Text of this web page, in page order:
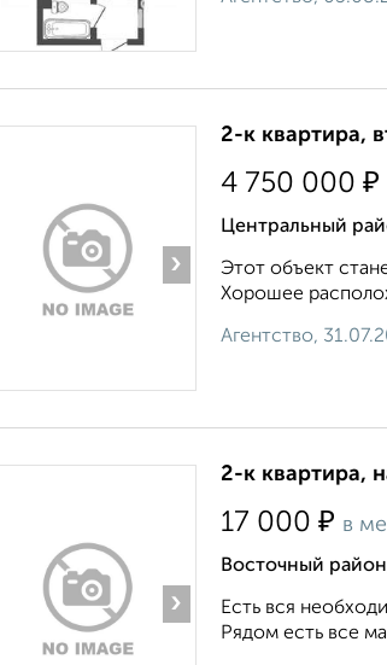
›
2-к квартира,
4 750 000 ₽
Центральный
Этот объект
Хорошее
Агентство,
›
2-к квартира,
17 000 ₽ в
Восточный
Есть вся
Рядом есть все